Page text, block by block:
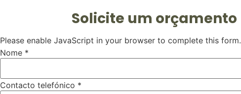
Solicite um orçamento
Please enable JavaScript in your browser to complete this form.
Nome *
Contacto telefónico *